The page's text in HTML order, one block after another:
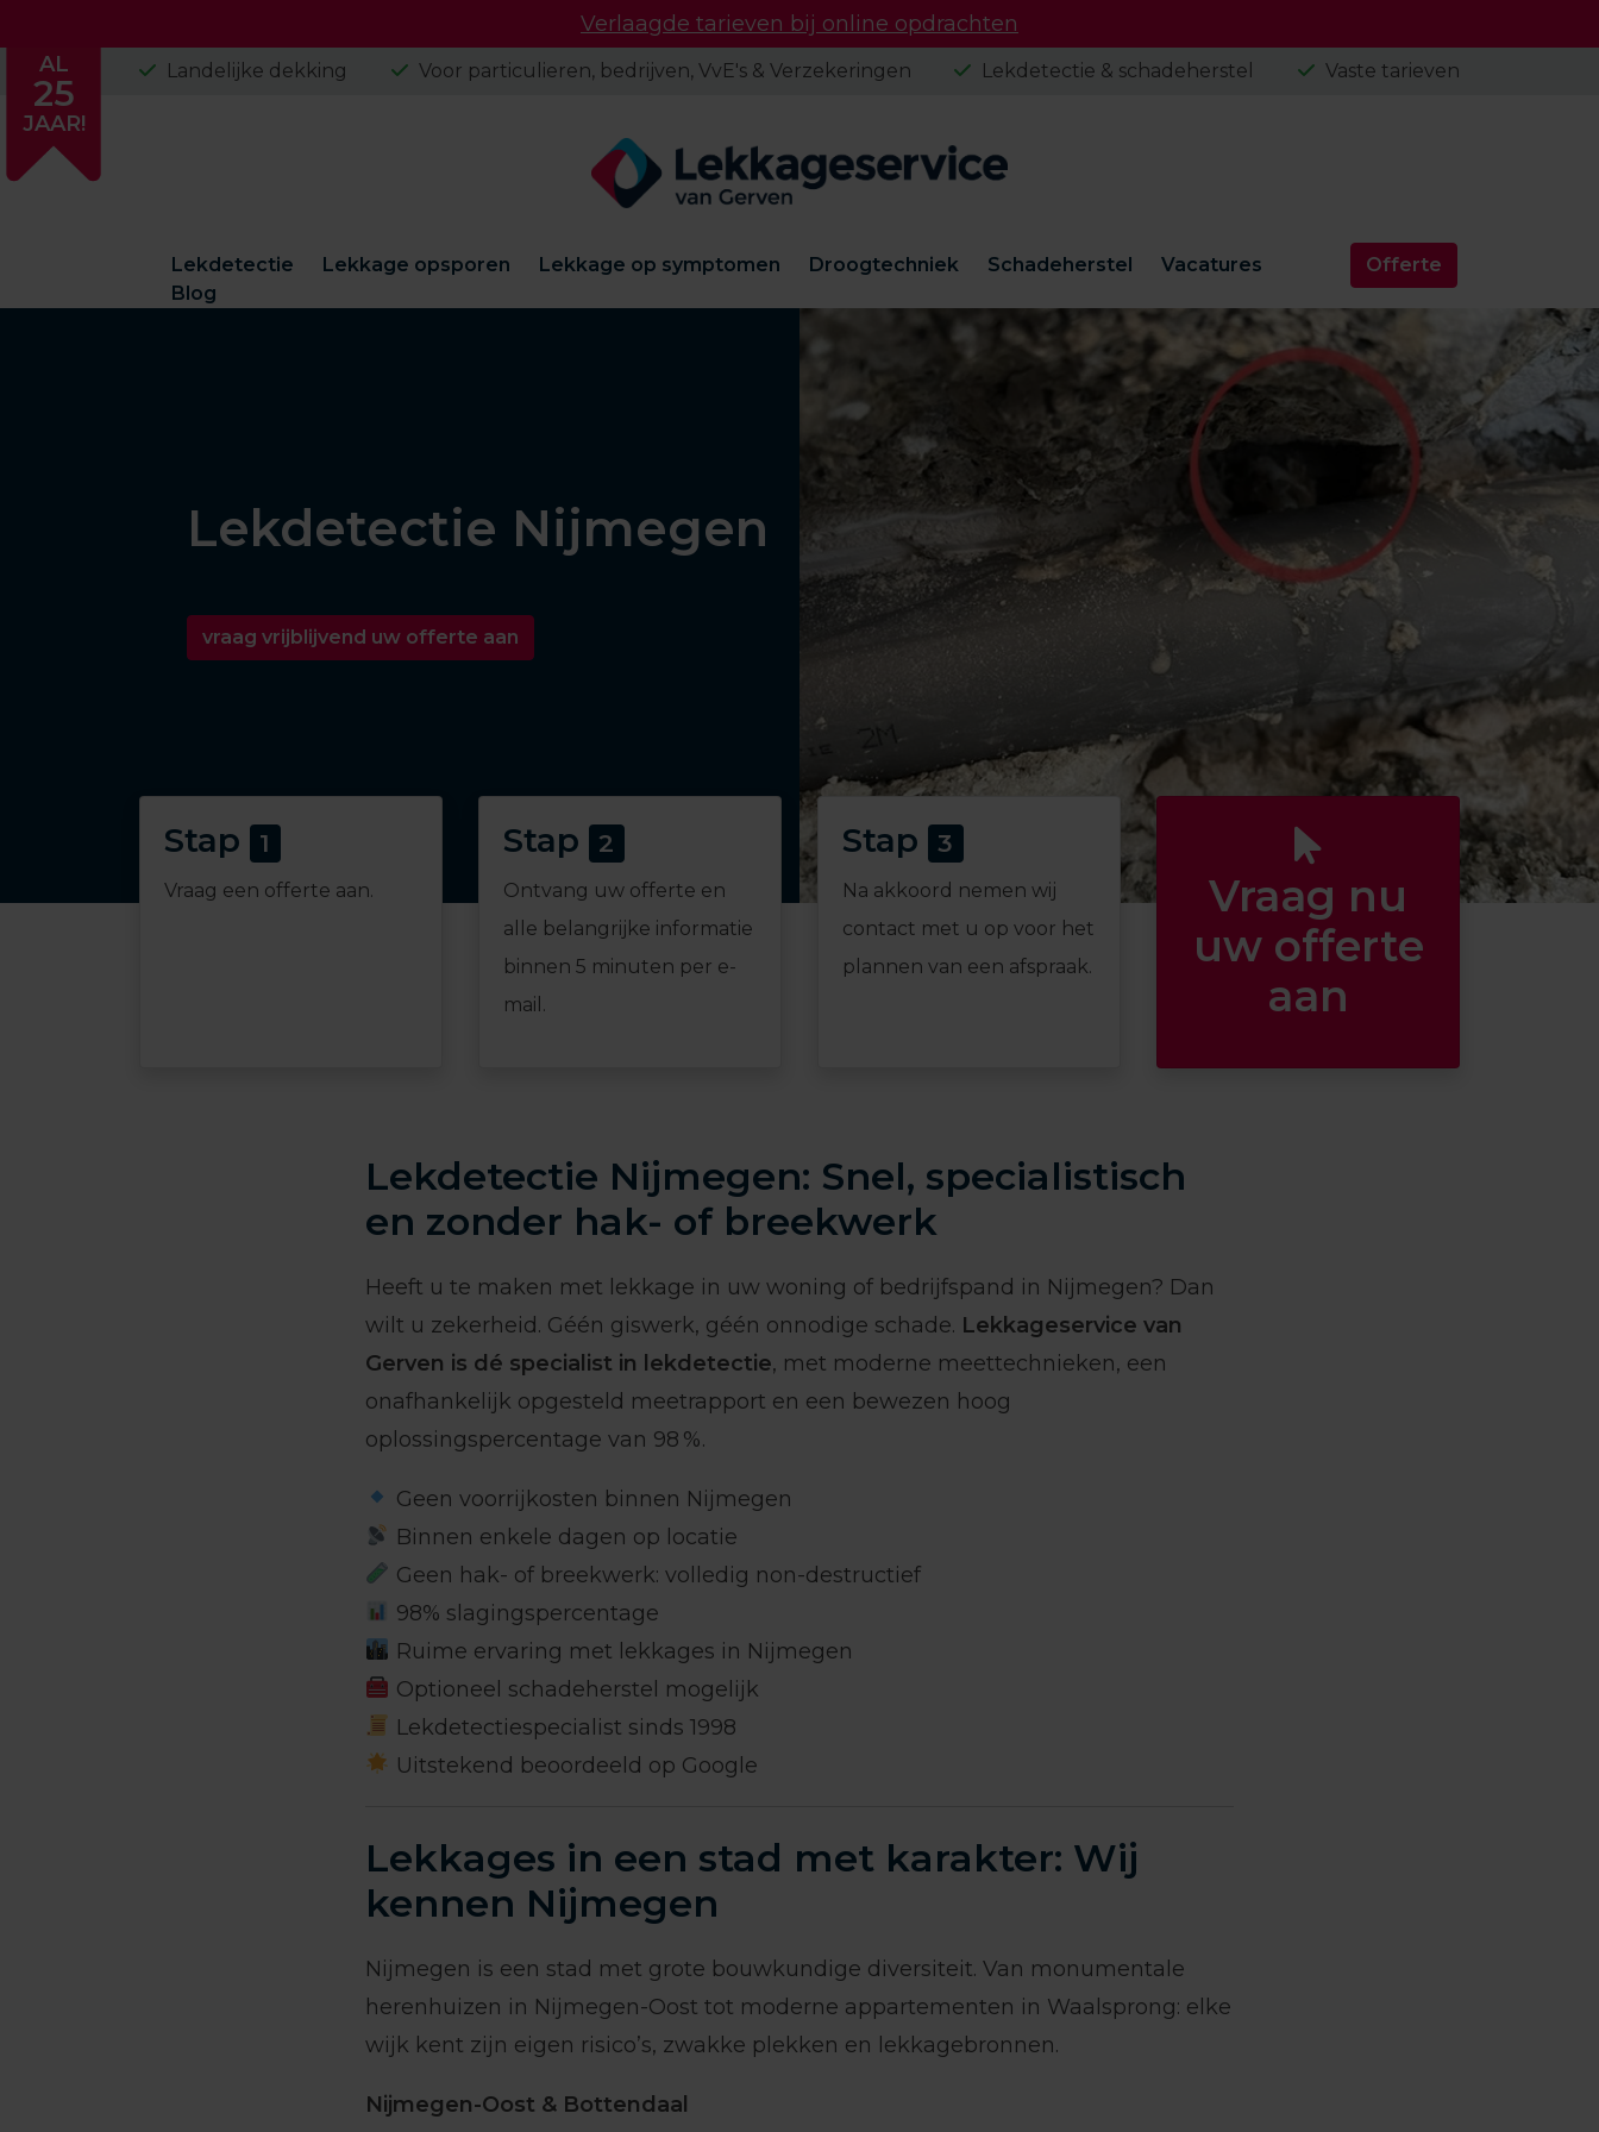
Verlaagde tarieven bij online opdrachten
content
Landelijke dekking Voor particulieren, bedrijven, VvE's & Verzekeringen Lekdetectie & schadeherstel Vaste tarieven
Lekdetectie Lekkage opsporen Lekkage op symptomen Droogtechniek Schadeherstel
Vacatures
Blog
Offerte
AL
25
JAAR!
Lekdetectie Nijmegen
vraag vrijblijvend uw offerte aan
Stap 1
Vraag een offerte aan.
Stap 2
Ontvang uw offerte en
alle belangrijke informatie
binnen 5 minuten per e-
mail.
Stap 3
Na akkoord nemen wij
contact met u op voor het
plannen van een afspraak.
Vraag nu
uw offerte
aan
Lekdetectie Nijmegen: Snel, specialistisch
en zonder hak- of breekwerk
Heeft u te maken met lekkage in uw woning of bedrijfspand in Nijmegen? Dan
wilt u zekerheid. Géén giswerk, géén onnodige schade. Lekkageservice van
Gerven is dé specialist in lekdetectie, met moderne meettechnieken, een
onafhankelijk opgesteld meetrapport en een bewezen hoog
oplossingspercentage van 98 %.
Geen voorrijkosten binnen Nijmegen
Binnen enkele dagen op locatie
Geen hak- of breekwerk: volledig non-destructief
98% slagingspercentage
Ruime ervaring met lekkages in Nijmegen
Optioneel schadeherstel mogelijk
Lekdetectiespecialist sinds 1998
Uitstekend beoordeeld op Google
Lekkages in een stad met karakter: Wij
kennen Nijmegen
Nijmegen is een stad met grote bouwkundige diversiteit. Van monumentale
herenhuizen in Nijmegen-Oost tot moderne appartementen in Waalsprong: elke
wijk kent zijn eigen risico’s, zwakke plekken en lekkagebronnen.
Nijmegen-Oost & Bottendaal